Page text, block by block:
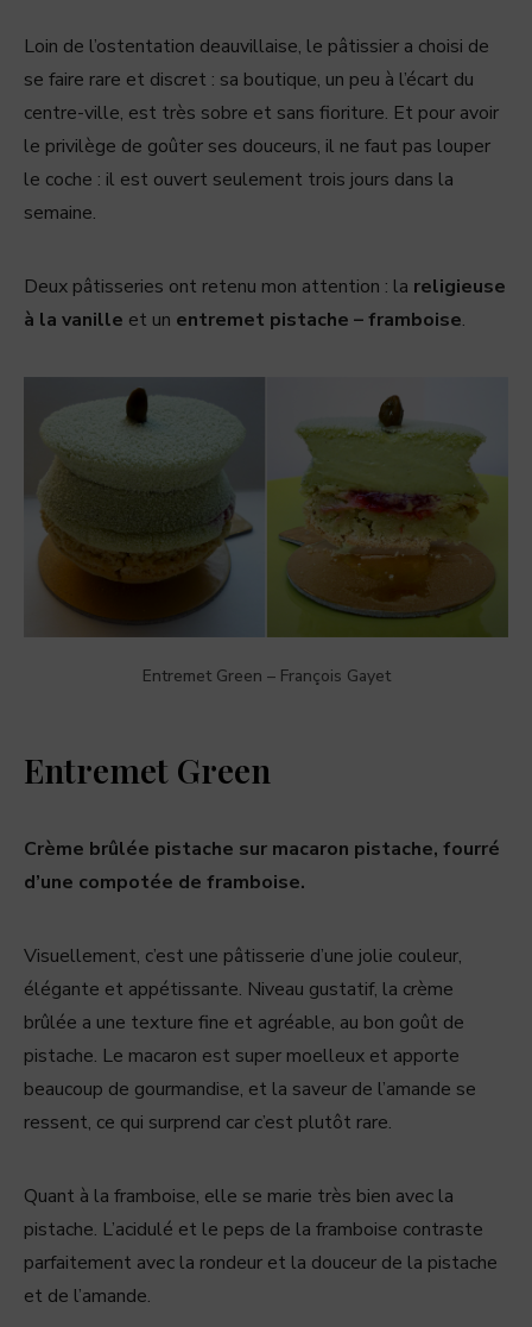
Loin de l’ostentation deauvillaise, le pâtissier a choisi de
se faire rare et discret : sa boutique, un peu à l’écart du
centre-ville, est très sobre et sans fioriture. Et pour avoir
le privilège de goûter ses douceurs, il ne faut pas louper
le coche : il est ouvert seulement trois jours dans la
semaine.
Deux pâtisseries ont retenu mon attention : la religieuse
à la vanille et un entremet pistache – framboise.
Entremet Green – François Gayet
Entremet Green
Crème brûlée pistache sur macaron pistache, fourré
d’une compotée de framboise.
Visuellement, c’est une pâtisserie d’une jolie couleur,
élégante et appétissante. Niveau gustatif, la crème
brûlée a une texture fine et agréable, au bon goût de
pistache. Le macaron est super moelleux et apporte
beaucoup de gourmandise, et la saveur de l’amande se
ressent, ce qui surprend car c’est plutôt rare.
Quant à la framboise, elle se marie très bien avec la
pistache. L’acidulé et le peps de la framboise contraste
parfaitement avec la rondeur et la douceur de la pistache
et de l’amande.